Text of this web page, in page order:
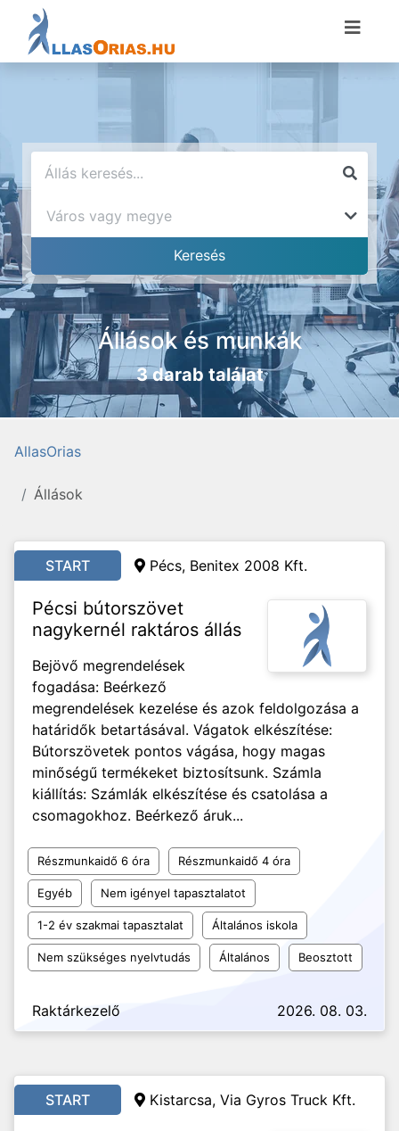
Állások és munkák
3 darab találat
AllasOrias
Állások
START Pécs, Benitex 2008 Kft.
Pécsi bútorszövet
nagykernél raktáros állás
Bejövő megrendelések
fogadása: Beérkező
megrendelések kezelése és azok feldolgozása a
határidők betartásával. Vágatok elkészítése:
Bútorszövetek pontos vágása, hogy magas
minőségű termékeket biztosítsunk. Számla
kiállítás: Számlák elkészítése és csatolása a
csomagokhoz. Beérkező áruk...
Részmunkaidő 6 óra Részmunkaidő 4 óra
Egyéb Nem igényel tapasztalatot
1-2 év szakmai tapasztalat Általános iskola
Nem szükséges nyelvtudás Általános Beosztott
Raktárkezelő 2026. 08. 03.
START Kistarcsa, Via Gyros Truck Kft.